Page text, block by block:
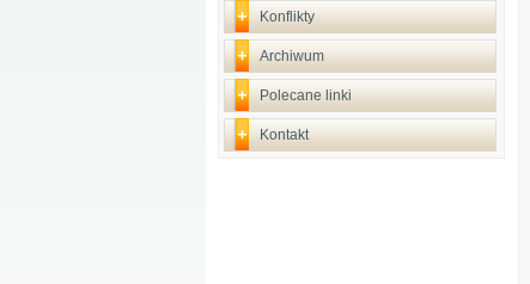
Konflikty
Archiwum
Polecane linki
Kontakt